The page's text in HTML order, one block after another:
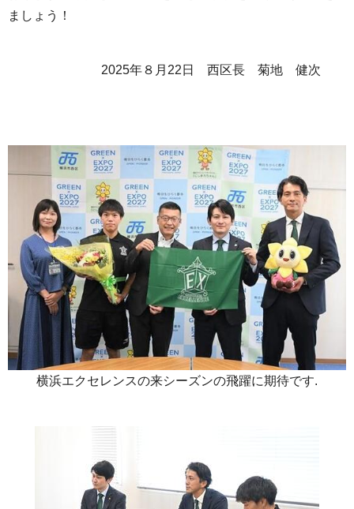
ましょう！
2025年８月22日 西区長 菊地 健次
横浜エクセレンスの来シーズンの飛躍に期待です.